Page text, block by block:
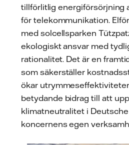
tillförlitlig energiförsörjning
för telekommunikation.
med solcellsparken
ekologiskt ansvar med
rationalitet. Det är en
som säkerställer
ökar
betydande bidrag till att
klimatneutralitet i Deutsche
koncernens egen